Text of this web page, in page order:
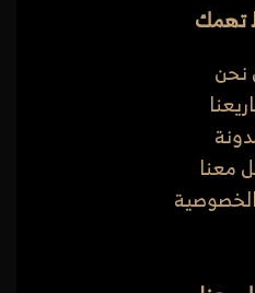
تهمك
نحن
معنا